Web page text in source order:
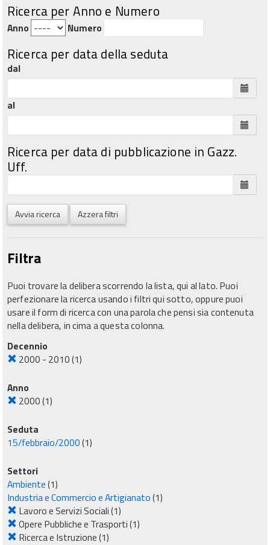
Ricerca per Anno e Numero
Anno Numero
Ricerca per data della seduta
dal
al
Ricerca per data di pubblicazione in Gazz.
Uff.
Avvia ricerca Azzera filtri
Filtra
Puoi trovare la delibera scorrendo la lista, qui al lato. Puoi
perfezionare la ricerca usando i filtri qui sotto, oppure puoi
usare il form di ricerca con una parola che pensi sia contenuta
nella delibera, in cima a questa colonna.
Decennio
2000 - 2010(1)
Anno
2000(1)
Seduta
15/febbraio/2000(1)
Settori
Ambiente(1)
Industria e Commercio e Artigianato(1)
Lavoro e Servizi Sociali(1)
Opere Pubbliche e Trasporti(1)
Ricerca e Istruzione(1)